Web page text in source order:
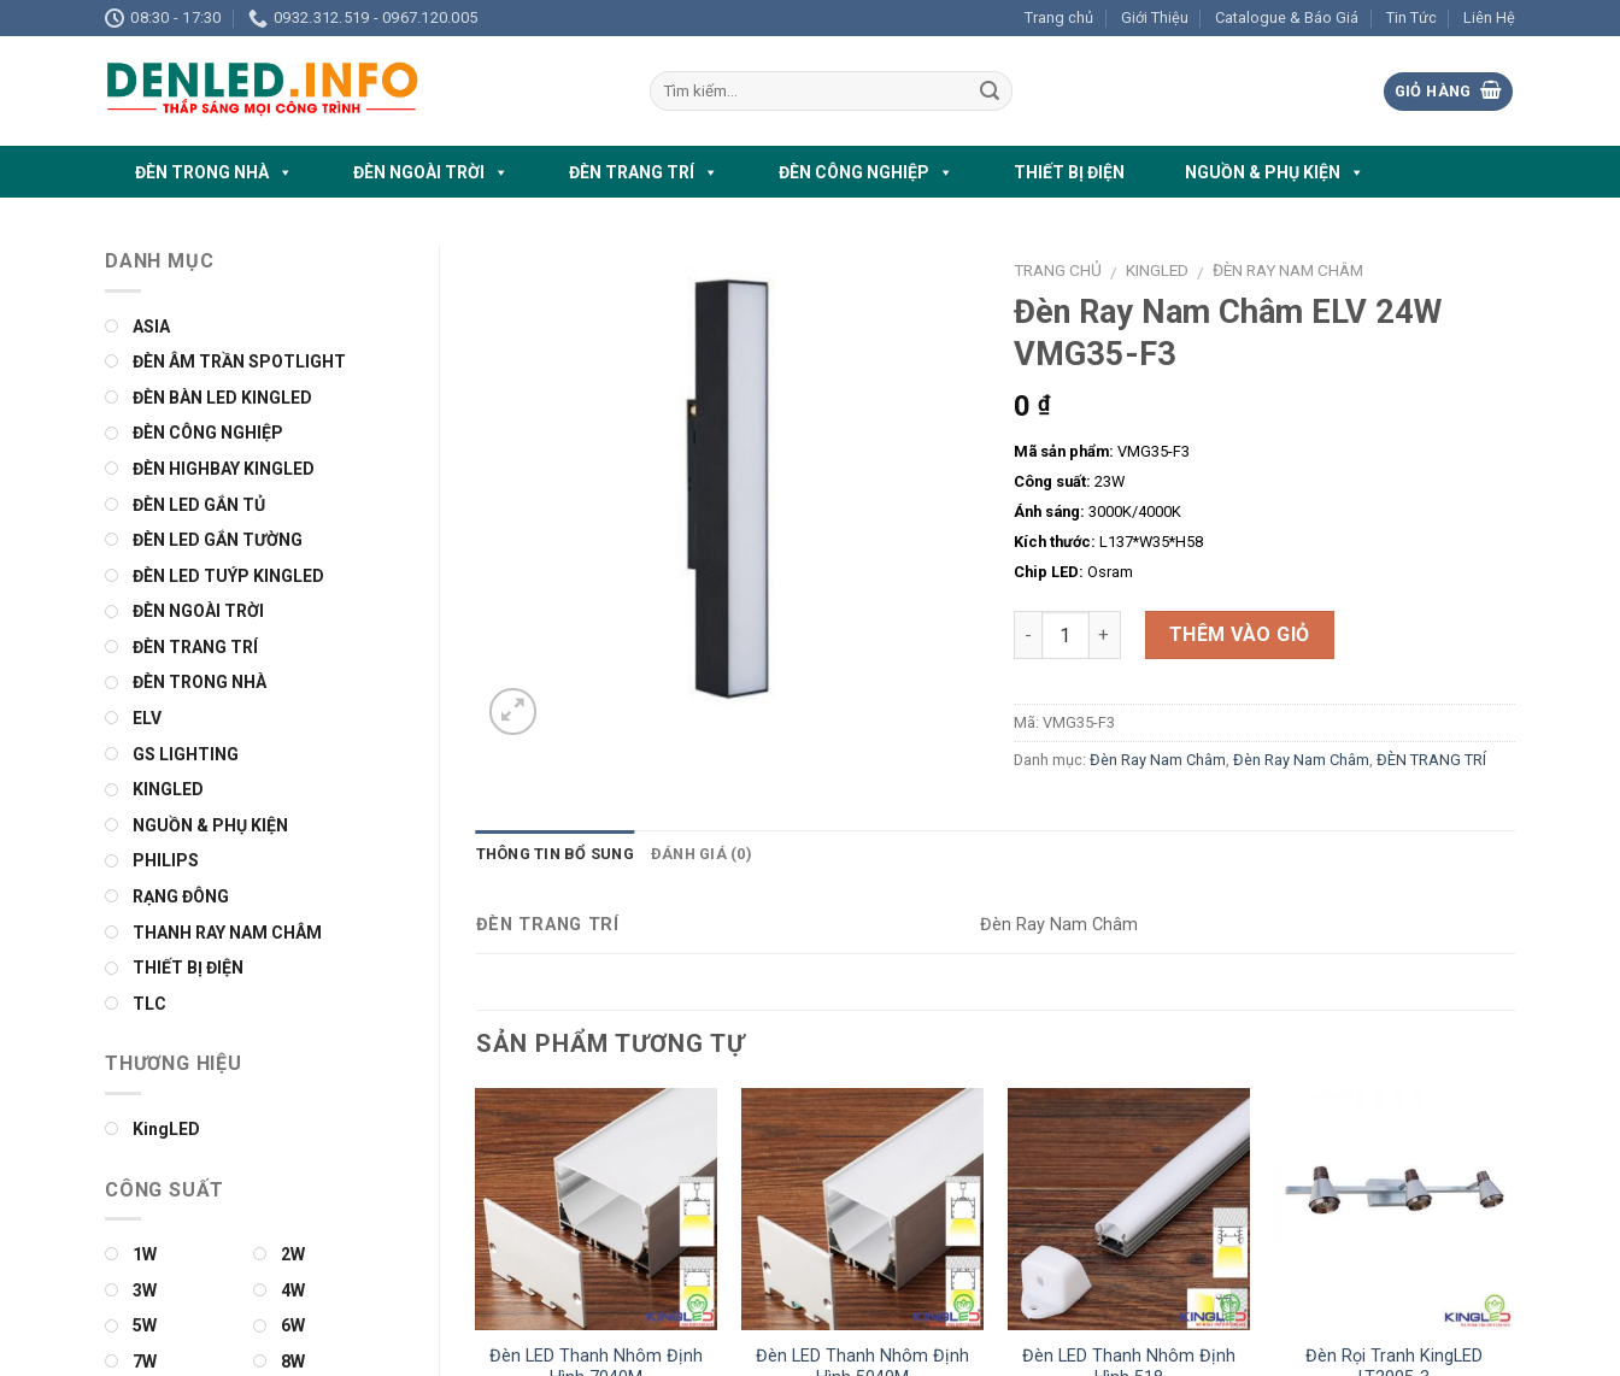
to
08:30 - 17:30 0932.312.519 - 0967.120.005 Trang chủ Giới Thiệu Catalogue & Báo Giá Tin Tức Liên Hệ
GIỎ HÀNG
ĐÈN TRONG NHÀ ĐÈN NGOÀI TRỜI ĐÈN TRANG TRÍ ĐÈN CÔNG NGHIỆP THIẾT BỊ ĐIỆN NGUỒN & PHỤ KIỆN
TRANG CHỦ / KINGLED / ĐÈN RAY NAM CHÂM
Đèn Ray Nam Châm ELV 24W
VMG35-F3
0 ₫
Mã sản phẩm: VMG35-F3
Công suất: 23W
Ánh sáng: 3000K/4000K
Kích thước: L137*W35*H58
Chip LED: Osram
Số lượng THÊM VÀO GIỎ
Mã: VMG35-F3
Danh mục: Đèn Ray Nam Châm, Đèn Ray Nam Châm, ĐÈN TRANG TRÍ
THÔNG TIN BỔ SUNG ĐÁNH GIÁ (0)
ĐÈN TRANG TRÍ Đèn Ray Nam Châm
SẢN PHẨM TƯƠNG TỰ
Đèn LED Thanh Nhôm Định
Đèn LED Thanh Nhôm Định
Đèn LED Thanh Nhôm Định
Đèn Rọi Tranh KingLED
Rọi Tranh KingLED
Đèn Rọi Tranh KingLED
DANH MỤC
ASIA
ĐÈN ÂM TRẦN SPOTLIGHT
ĐÈN BÀN LED KINGLED
ĐÈN CÔNG NGHIỆP
ĐÈN HIGHBAY KINGLED
ĐÈN LED GẮN TỦ
ĐÈN LED GẮN TƯỜNG
ĐÈN LED TUÝP KINGLED
ĐÈN NGOÀI TRỜI
ĐÈN TRANG TRÍ
ĐÈN TRONG NHÀ
ELV
GS LIGHTING
KINGLED
NGUỒN & PHỤ KIỆN
PHILIPS
RẠNG ĐÔNG
THANH RAY NAM CHÂM
THIẾT BỊ ĐIỆN
TLC
THƯƠNG HIỆU
KingLED
CÔNG SUẤT
1W
2W
3W
4W
5W
6W
7W
8W